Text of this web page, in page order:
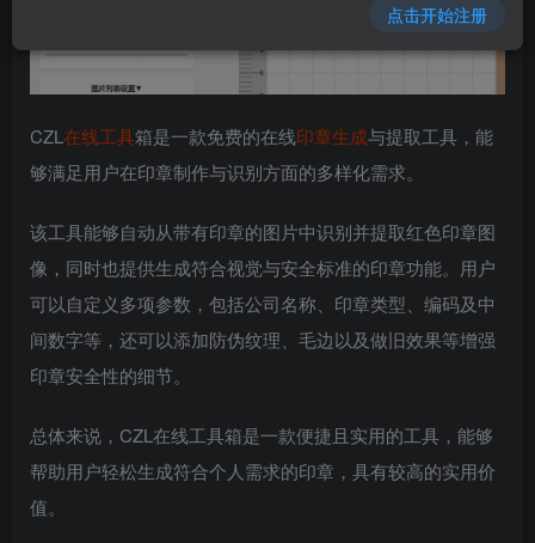
CZL在线工具箱是一款免费的在线印章生成与提取工具，能
够满足用户在印章制作与识别方面的多样化需求。
该工具能够自动从带有印章的图片中识别并提取红色印章图
像，同时也提供生成符合视觉与安全标准的印章功能。用户
可以自定义多项参数，包括公司名称、印章类型、编码及中
间数字等，还可以添加防伪纹理、毛边以及做旧效果等增强
印章安全性的细节。
总体来说，CZL在线工具箱是一款便捷且实用的工具，能够
帮助用户轻松生成符合个人需求的印章，具有较高的实用价
值。
点击开始注册